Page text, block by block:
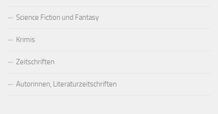
Science Fiction und Fantasy
Krimis
Zeitschriften
Autorinnen, Literaturzeitschriften